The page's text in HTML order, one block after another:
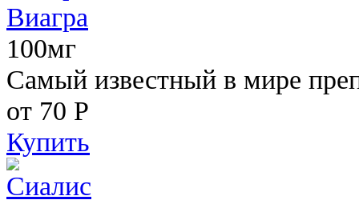
Виагра
100мг
Самый известный в мире
от 70 Р
Купить